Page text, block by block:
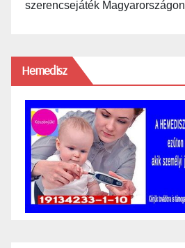
szerencsejáték Magyarországon
Hemedisz